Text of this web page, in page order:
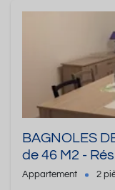
BAGNOLES
de 46 M2 -
Appartement 2